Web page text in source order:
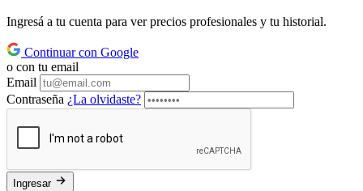
Ingresá a tu cuenta para ver precios profesionales y tu historial.
Continuar con Google
o con tu email
Email
Contraseña ¿La olvidaste?
Ingresar